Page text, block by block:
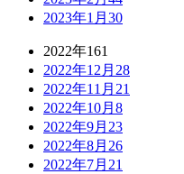
2023年1月 30
2022年161
2022年12月 28
2022年11月 21
2022年10月 8
2022年9月 23
2022年8月 26
2022年7月 21